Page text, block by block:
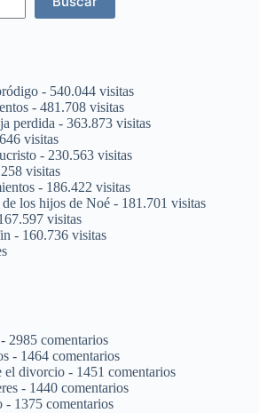
- 540.044 visitas
- 481.708 visitas
perdida - 363.873 visitas
visitas
- 230.563 visitas
visitas
- 186.422 visitas
los hijos de Noé - 181.701 visitas
visitas
- 160.736 visitas
- 2985 comentarios
- 1464 comentarios
el divorcio - 1451 comentarios
- 1440 comentarios
- 1375 comentarios